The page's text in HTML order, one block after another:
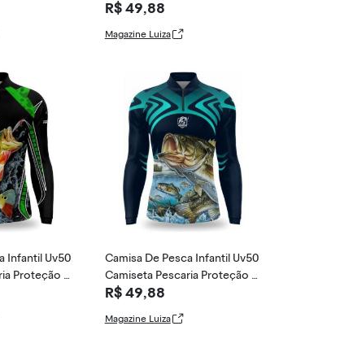
v - Blue Fis
R$ 49,88
Magazine Luiza
Infantil Uv50
Proteção U
Camisa De Pesca Infantil Uv50
Camiseta Pescaria Proteção U
v - Duart Fi
R$ 49,88
Magazine Luiza